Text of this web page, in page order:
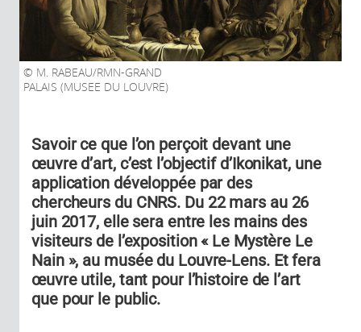
M. RABEAU/RMN-GRAND
PALAIS (MUSEE DU LOUVRE)
Savoir ce que l’on perçoit devant une
œuvre d’art, c’est l’objectif d’Ikonikat, une
application développée par des
chercheurs du CNRS. Du 22 mars au 26
juin 2017, elle sera entre les mains des
visiteurs de l’exposition « Le Mystère Le
Nain », au musée du Louvre-Lens. Et fera
œuvre utile, tant pour l’histoire de l’art
que pour le public.